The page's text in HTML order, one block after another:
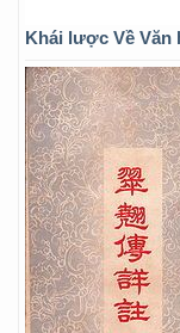
Khái lược Về Văn